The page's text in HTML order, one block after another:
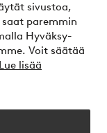
sivustoa,
paremmin
Hyväksy-
Voit säätää
Lue lisää
?